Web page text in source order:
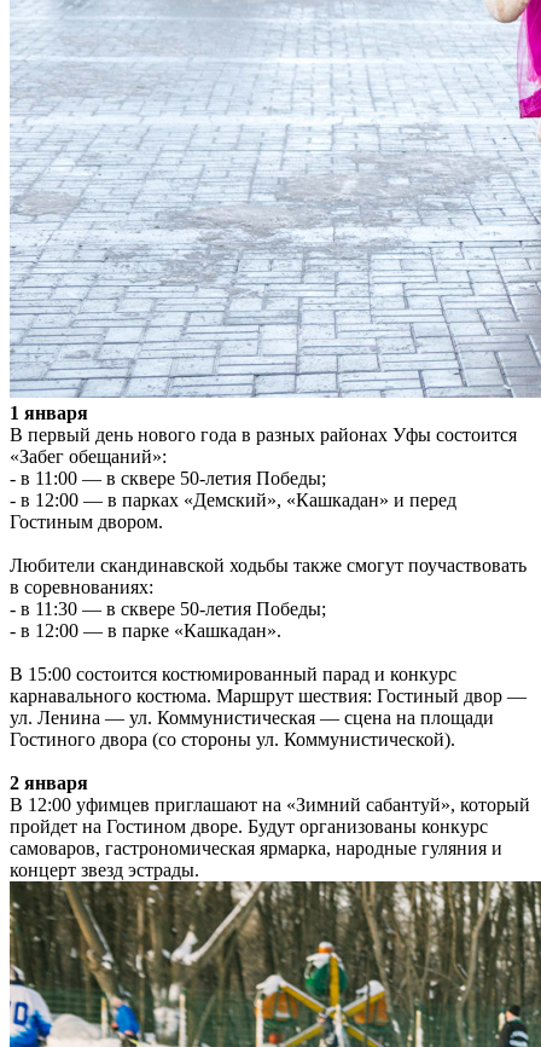
1 января
В первый день нового года в разных районах Уфы состоится
«Забег обещаний»:
- в 11:00 — в сквере 50-летия Победы;
- в 12:00 — в парках «Демский», «Кашкадан» и перед
Гостиным двором.
Любители скандинавской ходьбы также смогут поучаствовать
в соревнованиях:
- в 11:30 — в сквере 50-летия Победы;
- в 12:00 — в парке «Кашкадан».
В 15:00 состоится костюмированный парад и конкурс
карнавального костюма. Маршрут шествия: Гостиный двор —
ул. Ленина — ул. Коммунистическая — сцена на площади
Гостиного двора (со стороны ул. Коммунистической).
2 января
В 12:00 уфимцев приглашают на «Зимний сабантуй», который
пройдет на Гостином дворе. Будут организованы конкурс
самоваров, гастрономическая ярмарка, народные гуляния и
концерт звезд эстрады.